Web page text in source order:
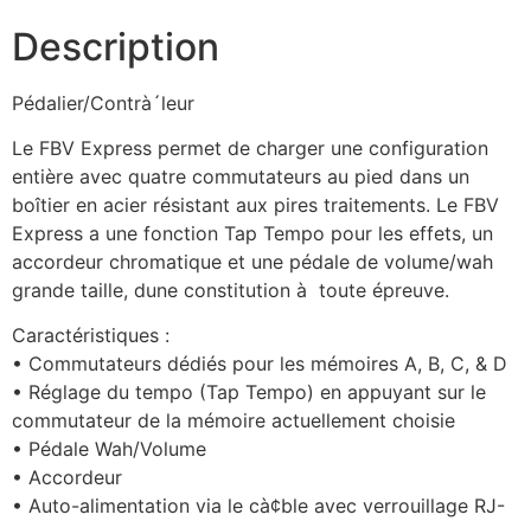
Description
Pédalier/Contrà´leur
Le FBV Express permet de charger une configuration
entière avec quatre commutateurs au pied dans un
boîtier en acier résistant aux pires traitements. Le FBV
Express a une fonction Tap Tempo pour les effets, un
accordeur chromatique et une pédale de volume/wah
grande taille, dune constitution à toute épreuve.
Caractéristiques :
• Commutateurs dédiés pour les mémoires A, B, C, & D
• Réglage du tempo (Tap Tempo) en appuyant sur le
commutateur de la mémoire actuellement choisie
• Pédale Wah/Volume
• Accordeur
• Auto-alimentation via le cà¢ble avec verrouillage RJ-